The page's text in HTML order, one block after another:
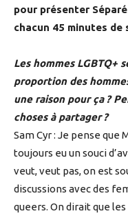
pour présenter
chacun 45 minutes de
Les hommes LGBTQ+
proportion des
une raison pour ça ?
choses à partager ?
Sam Cyr : Je pense que
toujours eu un souci
veut, veut pas, on est
discussions avec des
queers. On dirait que